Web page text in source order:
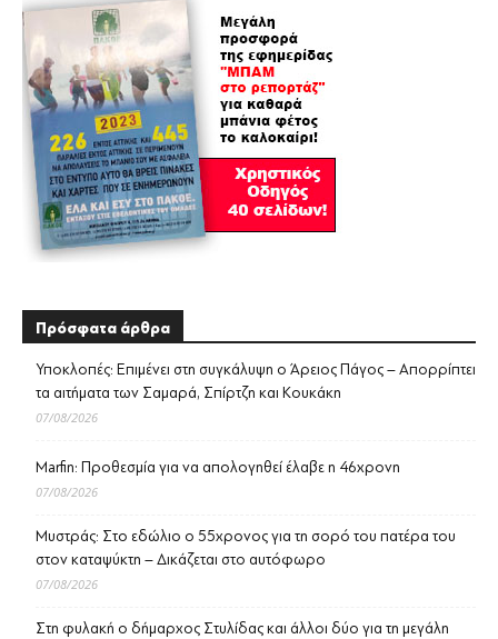
Πρόσφατα άρθρα
Υποκλοπές: Επιμένει στη συγκάλυψη ο Άρειος Πάγος – Απορρίπτει
τα αιτήματα των Σαμαρά, Σπίρτζη και Κουκάκη
07/08/2026
Marfin: Προθεσμία για να απολογηθεί έλαβε η 46χρονη
07/08/2026
Μυστράς: Στο εδώλιο ο 55χρονος για τη σορό του πατέρα του
στον καταψύκτη – Δικάζεται στο αυτόφωρο
07/08/2026
Στη φυλακή ο δήμαρχος Στυλίδας και άλλοι δύο για τη μεγάλη